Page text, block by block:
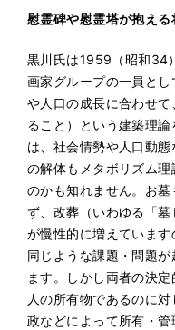
慰霊碑や慰霊塔が抱える
黒川氏は1959（昭和34
画家グループの一員と
や人口の成長に合わせ
ること）という建築理
は、社会情勢や人口動
の解体もメタボリズム
のかも知れません。お
ず、改葬（いわゆる「
が慢性的に増えていま
同じような課題・問題
ます。しかし両者の決
人の所有物であるのに
政などによって所有・